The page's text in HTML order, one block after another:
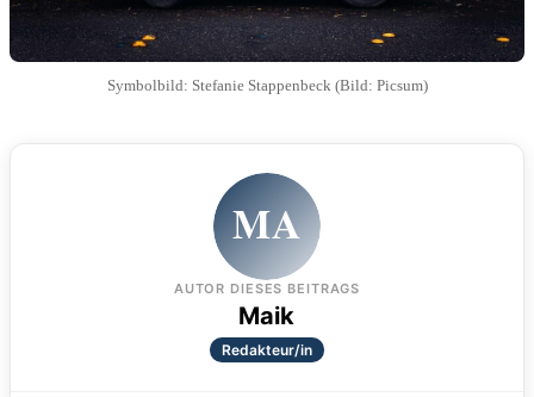
Symbolbild: Stefanie Stappenbeck (Bild: Picsum)
MA
AUTOR DIESES BEITRAGS
Maik
Redakteur/in